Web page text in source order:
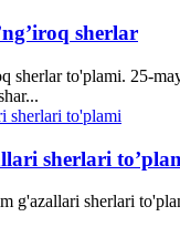
sherlar
sherlar to'plami. 25-
sherlari
g'azallari sherlari